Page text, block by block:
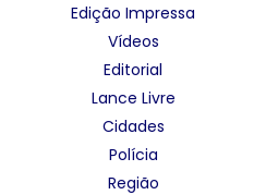
Edição Impressa
Vídeos
Editorial
Lance Livre
Cidades
Polícia
Região